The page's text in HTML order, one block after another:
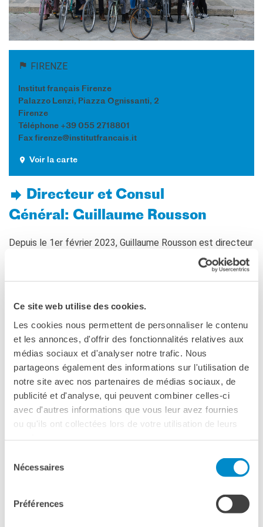
Ce site web utilise des cookies.
Les cookies nous permettent de personnaliser le contenu
et les annonces, d'offrir des fonctionnalités relatives aux
médias sociaux et d'analyser notre trafic. Nous
partageons également des informations sur l'utilisation de
notre site avec nos partenaires de médias sociaux, de
publicité et d'analyse, qui peuvent combiner celles-ci
avec d'autres informations que vous leur avez fournies
ou qu'ils ont collectées lors de votre utilisation de leurs
Nécessaires
Préférences
Frantastique
STUDIARE IN FRANCIA
Campus France
Risorse per i docenti di
francese
ARCHIVIO
EVENTI/PODCAST
Offerta EsaBac
Les Classes Découverte
(public scolaire)
Le chiavi della città
Pcto
Culturethèque
Salon de lecture (online)
LIBRAIRIE FRANÇAISE DE
FLORENCE
CONSULAT DE FRANCE À
FLORENCE
RECHERCHER
FIRENZE
Institut français Firenze
Palazzo Lenzi, Piazza Ognissanti, 2
Firenze
Téléphone +39 055 2718801
Fax firenze@institutfrancais.it
Voir la carte
Directeur et Consul
Général: Guillaume Rousson
Depuis le 1er février 2023, Guillaume Rousson est directeur
de l’Institut français Florence et consul général de France
à Florence. Diplômé de l’IEP (Instituts d’études politiques
de Paris) et de l’INALCO (Institut National des Langues et
auparavant ambassadeur de France en Bosnie-Herzégovine.
L’équipe
Assistante de gestion et de communication :Francesca
RISTORI Tél : +39 055 271 88 20
Mail :francesca.ristori@institutfrancais.it
Gestion administrative et financière:Alexandre LAROSE
Tél : +39 055 271 88 18
Bibliothèque, médiathèque et séjours en France: Justine
firenze@institutfrancais.it